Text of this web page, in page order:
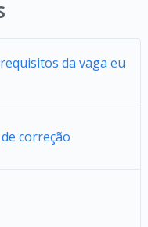
da vaga eu
correção